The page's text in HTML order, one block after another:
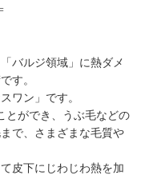
バルジ領域」に熱ダメ
す。
ワン」です。
とができ、うぶ毛などの
で、さまざまな毛質や
皮下にじわじわ熱を加